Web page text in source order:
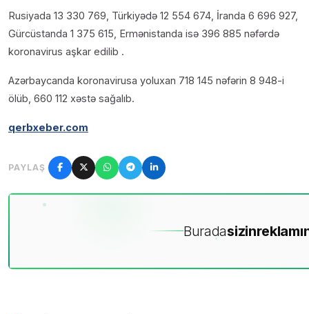
Rusiyada 13 330 769, Türkiyədə 12 554 674, İranda 6 696 927,
Gürcüstanda 1 375 615, Ermənistanda isə 396 885 nəfərdə
koronavirus aşkar edilib .
Azərbaycanda koronavirusa yoluxan 718 145 nəfərin 8 948-i
ölüb, 660 112 xəstə sağalıb.
qerbxeber.com
PAYLAŞ
Buradasizin